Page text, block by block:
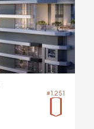
#1.251